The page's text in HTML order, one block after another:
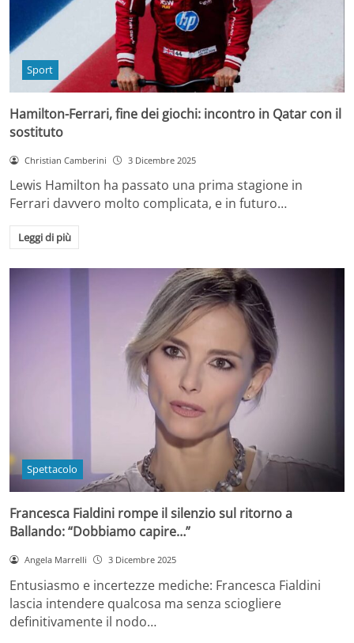
Sport
Hamilton-Ferrari, fine dei giochi: incontro in Qatar con il
sostituto
Christian Camberini 3 Dicembre 2025
Lewis Hamilton ha passato una prima stagione in
Ferrari davvero molto complicata, e in futuro…
Leggi di più
Spettacolo
Francesca Fialdini rompe il silenzio sul ritorno a
Ballando: “Dobbiamo capire…”
Angela Marrelli 3 Dicembre 2025
Entusiasmo e incertezze mediche: Francesca Fialdini
lascia intendere qualcosa ma senza sciogliere
definitivamente il nodo…